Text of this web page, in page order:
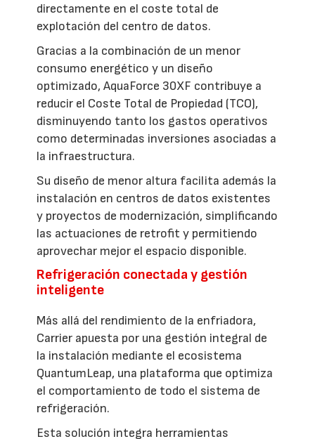
directamente en el coste total de
explotación del centro de datos.
Gracias a la combinación de un menor
consumo energético y un diseño
optimizado, AquaForce 30XF contribuye a
reducir el Coste Total de Propiedad (TCO),
disminuyendo tanto los gastos operativos
como determinadas inversiones asociadas a
la infraestructura.
Su diseño de menor altura facilita además la
instalación en centros de datos existentes
y proyectos de modernización, simplificando
las actuaciones de retrofit y permitiendo
aprovechar mejor el espacio disponible.
Refrigeración conectada y gestión
inteligente
Más allá del rendimiento de la enfriadora,
Carrier apuesta por una gestión integral de
la instalación mediante el ecosistema
QuantumLeap, una plataforma que optimiza
el comportamiento de todo el sistema de
refrigeración.
Esta solución integra herramientas